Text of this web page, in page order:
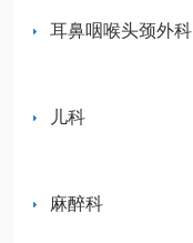
耳鼻咽喉头颈外科
儿科
麻醉科